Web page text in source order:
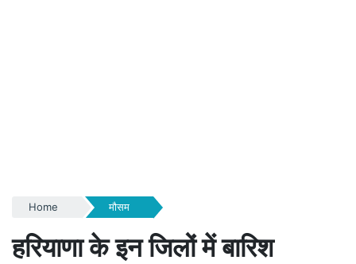
Home मौसम
हरियाणा के इन जिलों में बारिश